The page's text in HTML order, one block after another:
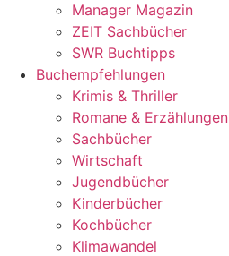
Manager Magazin
ZEIT Sachbücher
SWR Buchtipps
Buchempfehlungen
Krimis & Thriller
Romane & Erzählungen
Sachbücher
Wirtschaft
Jugendbücher
Kinderbücher
Kochbücher
Klimawandel